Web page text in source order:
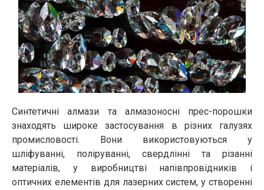
Синтетичні алмази та алмазоносні прес-порошки
знаходять широке застосування в різних галузях
промисловості. Вони використовуються у
шліфуванні, поліруванні, свердлінні та різанні
матеріалів, у виробництві напівпровідників і
оптичних елементів для лазерних систем, у створенні